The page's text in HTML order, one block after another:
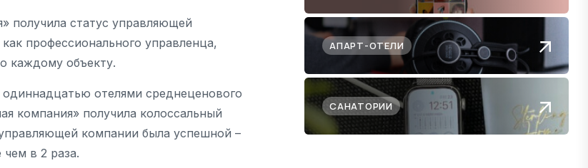
получила статус управляющей
профессионального управленца,
каждому объекту.
одиннадцатью отелями среднеценового
компания» получила колоссальный
компании была успешной –
в 2 раза.
АПАРТ-ОТЕЛИ
САНАТОРИИ